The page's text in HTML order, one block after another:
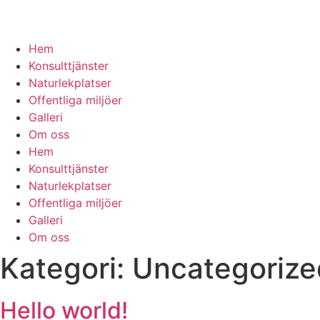
Hem
Konsulttjänster
Naturlekplatser
Offentliga miljöer
Galleri
Om oss
Hem
Konsulttjänster
Naturlekplatser
Offentliga miljöer
Galleri
Om oss
Kategori:
Hello world!